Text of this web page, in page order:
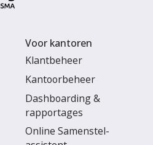
Voor kantoren
Klantbeheer
Kantoorbeheer
Dashboarding &
rapportages
Online Samenstel-